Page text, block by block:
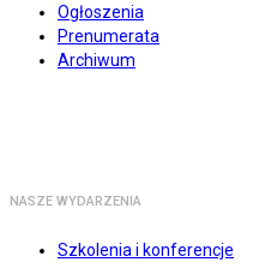
Ogłoszenia
Prenumerata
Archiwum
NASZE WYDARZENIA
Szkolenia i konferencje